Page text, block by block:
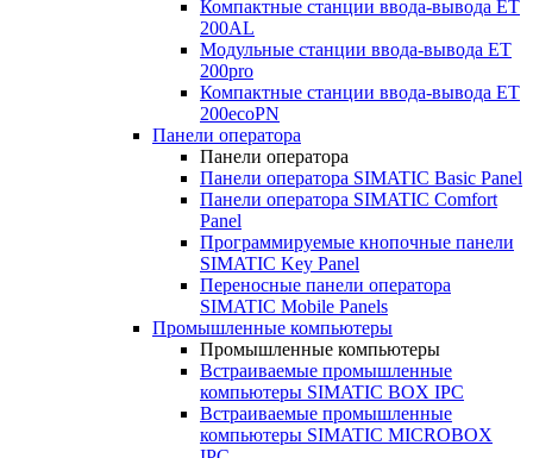
Компактные станции ввода-вывода ET
200AL
Модульные станции ввода-вывода ET
200pro
Компактные станции ввода-вывода ET
200ecoPN
Панели оператора
Панели оператора
Панели оператора SIMATIC Basic Panel
Панели оператора SIMATIC Comfort
Panel
Программируемые кнопочные панели
SIMATIC Key Panel
Переносные панели оператора
SIMATIC Mobile Panels
Промышленные компьютеры
Промышленные компьютеры
Встраиваемые промышленные
компьютеры SIMATIC BOX IPC
Встраиваемые промышленные
компьютеры SIMATIC MICROBOX